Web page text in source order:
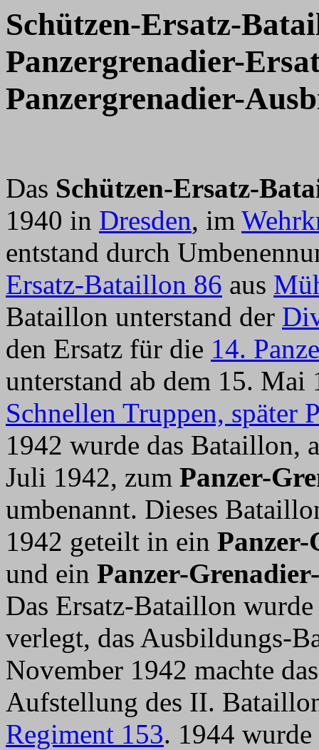
Schützen-Ersatz-
Panzergrenadier-
Panzergrenadier-
Das Schützen-Ersatz-
1940 in Dresden, im
entstand durch
Ersatz-Bataillon 86 aus
Bataillon unterstand der
den Ersatz für die 14.
unterstand ab dem 15. Mai
Schnellen Truppen, später
1942 wurde das Bataillon,
Juli 1942, zum Panzer-
umbenannt. Dieses
1942 geteilt in ein
und ein Panzer-
Das Ersatz-Bataillon
verlegt, das Ausbildungs-
November 1942 machte
Aufstellung des II.
Regiment 153. 1944